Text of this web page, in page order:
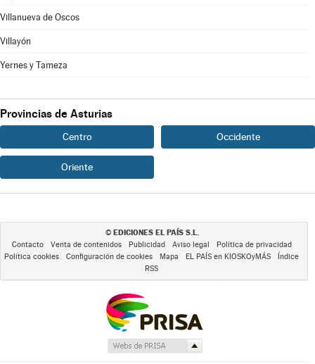
Villanueva de Oscos
Villayón
Yernes y Tameza
Provincias de Asturias
Centro Occidente
Oriente
© EDICIONES EL PAÍS S.L.
Contacto Venta de contenidos Publicidad Aviso legal
Política de privacidad
Política cookies
Configuración de cookies Mapa EL PAÍS en KIOSKOyMÁS
Índice
RSS